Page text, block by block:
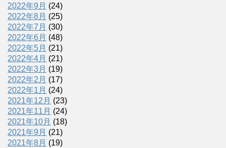
2022年9月 (24)
2022年8月 (25)
2022年7月 (30)
2022年6月 (48)
2022年5月 (21)
2022年4月 (21)
2022年3月 (19)
2022年2月 (17)
2022年1月 (24)
2021年12月 (23)
2021年11月 (24)
2021年10月 (18)
2021年9月 (21)
2021年8月 (19)